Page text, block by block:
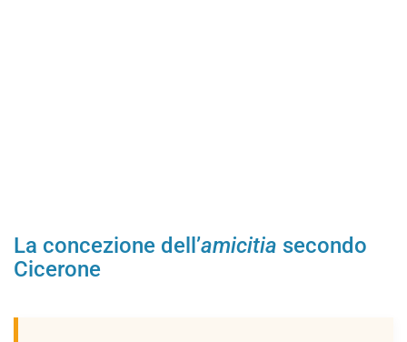
La concezione dell’amicitia secondo
Cicerone